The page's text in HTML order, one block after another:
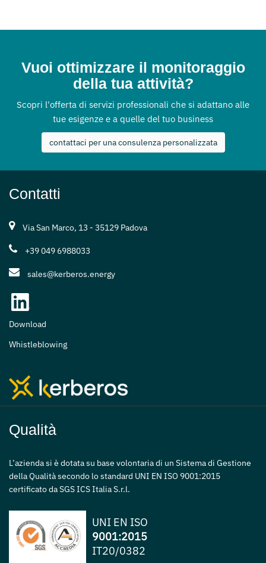
Vuoi ottimizzare il monitoraggio
della tua attività?
Scopri l'offerta di servizi professionali che si adattano alle
tue esigenze e a quelle del tuo business
contattaci per una consulenza personalizzata
Contatti
Via San Marco, 13 - 35129 Padova
+39 049 6988033
sales@kerberos.energy
Download
Whistleblowing
Qualità
L’azienda si è dotata su base volontaria di un Sistema di Gestione
della Qualità secondo lo standard UNI EN ISO 9001:2015
certificato da SGS ICS Italia S.r.l.
UNI EN ISO
9001:2015
IT20/0382